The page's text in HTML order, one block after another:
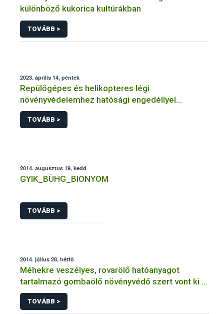
különböző kukorica kultúrákban
TOVÁBB >
2023. április 14, péntek
Repülőgépes és helikopteres légi
növényvédelemhez hatósági engedéllyel
rendelkező szervezetek
TOVÁBB >
2014. augusztus 19, kedd
GYIK_BÜHG_BIONYOM
TOVÁBB >
2014. július 28, hétfő
Méhekre veszélyes, rovarölő hatóanyagot
tartalmazó gombaölő növényvédő szert vont ki a
forgalomból a NÉBIH
TOVÁBB >